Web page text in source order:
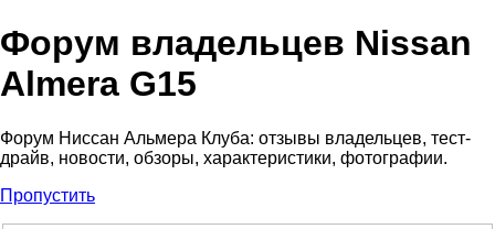
Форум владельцев Nissan
Almera G15
Форум Ниссан Альмера Клуба: отзывы владельцев, тест-
драйв, новости, обзоры, характеристики, фотографии.
Пропустить